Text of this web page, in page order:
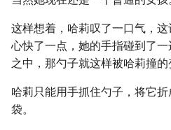
这样想着，哈莉叹了一口气，
心快了一点，她的手指碰到了
之中，那勺子就这样被哈莉撞的
哈莉只能用手抓住勺子，将它
袋。